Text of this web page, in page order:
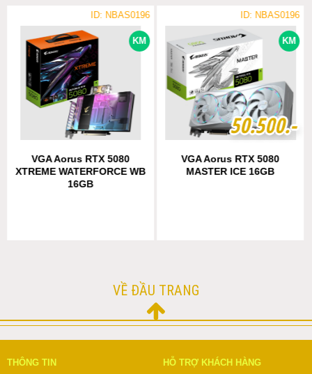
KM
ID: NBAS0196
VGA Aorus RTX 5080
XTREME WATERFORCE WB
16GB
KM
ID: NBAS0196
50.500.-
50.500.-
VGA Aorus RTX 5080
MASTER ICE 16GB
VỀ ĐẦU TRANG
THÔNG TIN
HỖ TRỢ KHÁCH HÀNG